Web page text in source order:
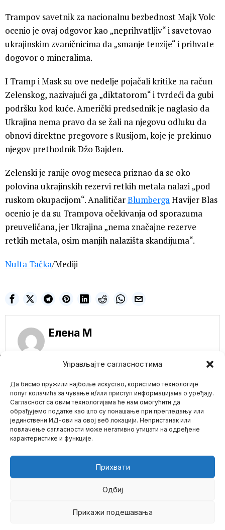
Управљајте сагласностима
Да бисмо пружили најбоље искуство, користимо технологије
попут колачића за чување и/или приступ информацијама о уређају.
Сагласност са овим технологијама ће нам омогућити да
обрађујемо податке као што су понашање при прегледању или
јединствени ИД-ови на овој веб локацији. Непристанак или
повлачење сагласности може негативно утицати на одређене
карактеристике и функције.
Прихвати
Одбиј
Прикажи подешавања
Trampov savetnik za nacionalnu bezbednost Majk Volc
ocenio je ovaj odgovor kao „neprihvatljiv“ i savetovao
ukrajinskim zvaničnicima da „smanje tenzije“ i prihvate
dogovor o mineralima.
I Tramp i Mask su ove nedelje pojačali kritike na račun
Zelenskog, nazivajući ga „diktatorom“ i tvrdeći da gubi
podršku kod kuće. Američki predsednik je naglasio da
Ukrajina nema pravo da se žali na njegovu odluku da
obnovi direktne pregovore s Rusijom, koje je prekinuo
njegov prethodnik Džo Bajden.
Zelenski je ranije ovog meseca priznao da se oko
polovina ukrajinskih rezervi retkih metala nalazi „pod
ruskom okupacijom“. AnalitičarBlumbergaHavijer Blas
ocenio je da su Trampova očekivanja od sporazuma
preuveličana, jer Ukrajina „nema značajne rezerve
retkih metala, osim manjih nalazišta skandijuma“.
Nulta Tačka/Mediji
Елена M
Mario zna Youtube
2026- Sva prava zadržana.
Mejnstrim medij
preneo istraživanje o
VAKCINAMA! Doktor
tvrdi da je otkrio
NANOBOTOVE I ONO
ČEGA SE SVI PLAŠE
Šta je u Pfizer
vakcinama? Nedavno je
ŠTA JE OVO? BAJDEN
SE ZAHVALJUJE
TRAMPU ZBOG
VAKCINACIJI
bivšem predsedniku SAD